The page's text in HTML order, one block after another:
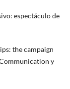
espectáculo de
the campaign
y